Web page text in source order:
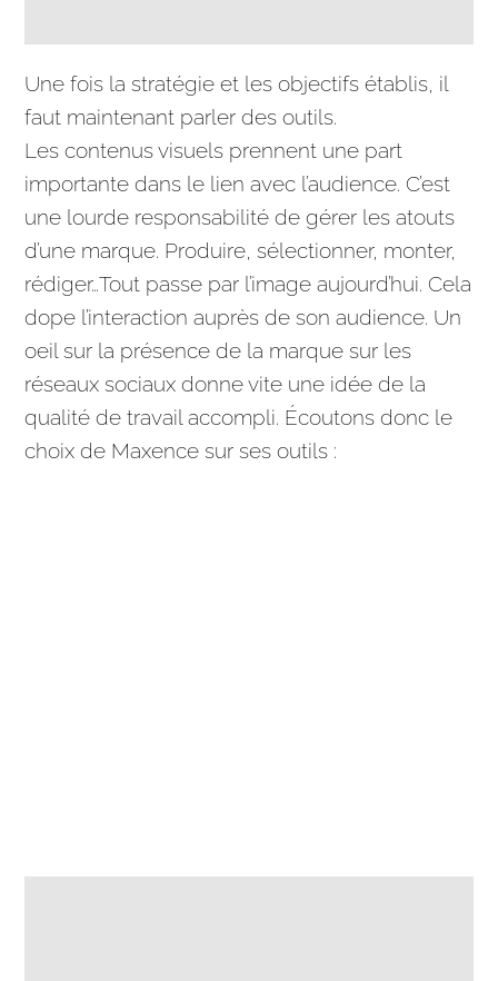
Une fois lastratégie et les objectifs établis, il
faut maintenant parler des outils.
Les contenus visuels prennent une part
importante dans le lien avec l’audience. C’est
une lourde responsabilité de gérer les atouts
d’une marque. Produire, sélectionner, monter,
rédiger…Tout passe par l’image aujourd’hui. Cela
dope l’interaction auprès de sonaudience. Un
oeil sur la présence de la marque sur les
réseaux sociaux donne vite une idée de la
qualité de travail accompli. Écoutons donc le
choix de Maxence sur ses outils :